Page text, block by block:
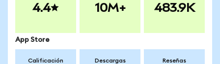
4.4 10M+ 483.9K
App Store
Calificación Descargas Reseñas